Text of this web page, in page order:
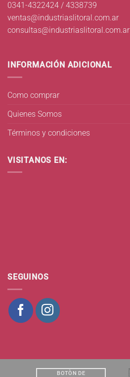
0341-4322424 / 4338739
ventas@industriaslitoral.com.ar
consultas@industriaslitoral.com.ar
INFORMACIÓN ADICIONAL
Como comprar
Quienes Somos
Términos y condiciones
VISITANOS EN:
SEGUINOS
BOTÒN DE